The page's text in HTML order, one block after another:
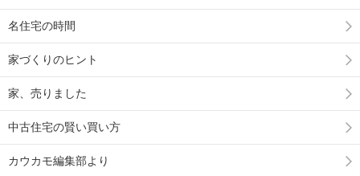
名住宅の時間
家づくりのヒント
家、売りました
中古住宅の賢い買い方
カウカモ編集部より